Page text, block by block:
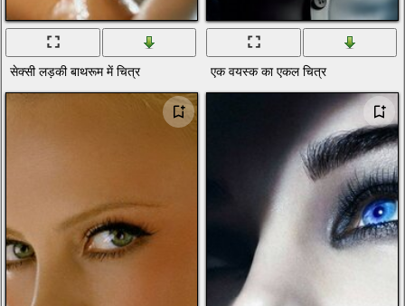
सेक्सी लड़की बाथरूम में चित्र एक वयस्क का एकल चित्र